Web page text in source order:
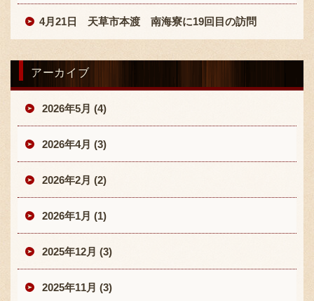
〒869-1107 熊本県菊池郡菊陽町辛川448
TEL 096-349-2222
FAX:096-349-2288
4月21日 天草市本渡 南海寮に19回目の訪問
アーカイブ
2026年5月 (4)
2026年4月 (3)
2026年2月 (2)
2026年1月 (1)
2025年12月 (3)
2025年11月 (3)